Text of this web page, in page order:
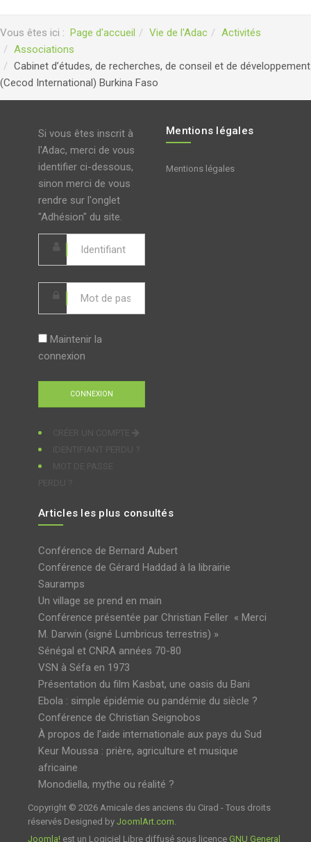
Vous êtes ici : Page d'accueil Vie de l'Adac
Activités
Associations
Cabinet d’études, de recherches, de conseil et de développement
(Cecod International) Burkina Faso
Si vous êtes inscrit à
l'Adac, merci de vous
identifier ci-dessous,
sinon merci de vous
rendre sur l'onglet
"Adhésion" du site.
Maintenir la
connexion
Mentions légales
Mentions légales
Articles les plus consultés
Conférence de Bernard Aubert
Conférence de Gérard Haddad à la librairie
Sauramps
Un village se prend en main
Conférence présentée par Christian Feller « Merci
M. Darwin (signé Lumbricus terrestris) »
Sénégal et CNRA années 70-80
VSN à Séfa en 1973
Présentation du film Kasbat, une oasis du Bani
Ebola : simple épidémie ou pandémie du siècle ?
Conférence de Christian Seignobos
À propos de l’aide internationale aux pays du Sud
Keur Moussa : prière, agriculture et musique
africaine
Monodiella, mythe ou réalité ?
Copyright © 2026 Amicale des anciens du Cirad - Tous droits
réservés Designed by JoomlArt.com
Joomla! est un Logiciel Libre diffusé sous licence GNU General